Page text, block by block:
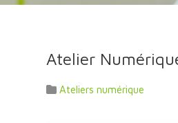
Atelier
Ateliers numérique